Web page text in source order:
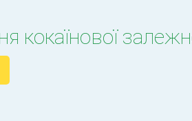
кокаїнової